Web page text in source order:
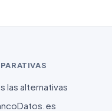
las alternativas